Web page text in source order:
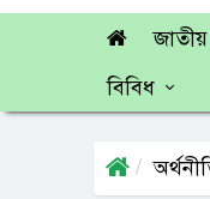
জাতীয়
বিবিধ